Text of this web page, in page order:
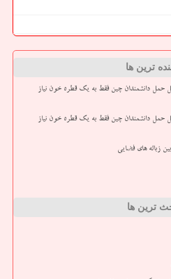
ترین ها
دستگاه قابل حمل دانشمندان چین فقط به یک قطره خون نیاز
دستگاه قابل حمل دانشمندان چین فقط به یک قطره خون نیاز
زباله های فضایی
ترین ها